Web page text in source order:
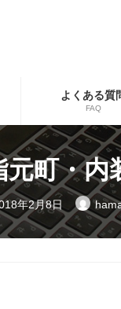
よくある質
FAQ
元町・内
年2月8日